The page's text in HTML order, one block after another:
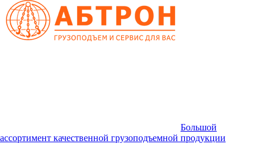
Большой
ассортимент качественной грузоподъемной продукции